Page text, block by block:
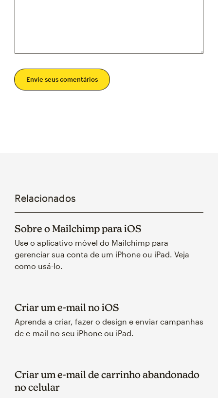
Envie seus comentários
Relacionados
Sobre o Mailchimp para iOS
Use o aplicativo móvel do Mailchimp para
gerenciar sua conta de um iPhone ou iPad. Veja
como usá-lo.
Criar um e-mail no iOS
Aprenda a criar, fazer o design e enviar campanhas
de e-mail no seu iPhone ou iPad.
Criar um e-mail de carrinho abandonado
no celular